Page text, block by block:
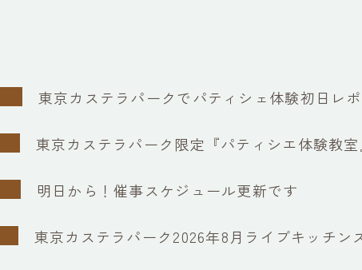
東京カステラパークでパティシェ体験初日レポ
東京カステラパーク限定『パティシエ体験教室
明日から！催事スケジュール更新です
東京カステラパーク2026年8月ライブキッチン